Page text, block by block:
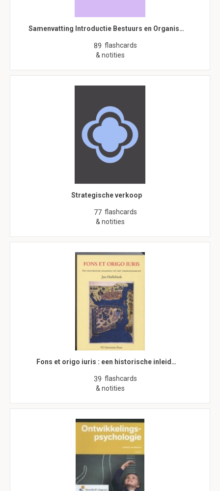
Samenvatting Introductie Bestuurs en Organis…
89 flashcards
& notities
Strategische verkoop
77 flashcards
& notities
Fons et origo iuris : een historische inleid…
39 flashcards
& notities